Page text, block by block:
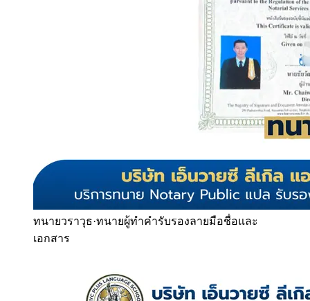
ทนายวราวุธ·ทนายผู้ทำคำรับรองลายมือชื่อและ
เอกสาร